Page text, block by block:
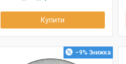
Купити
–9%